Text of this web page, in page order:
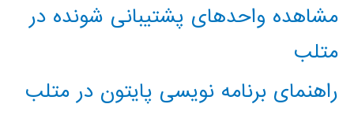
مشاهده واحدهای پشتیبانی شونده در
متلب
راهنمای برنامه نویسی پایتون در متلب